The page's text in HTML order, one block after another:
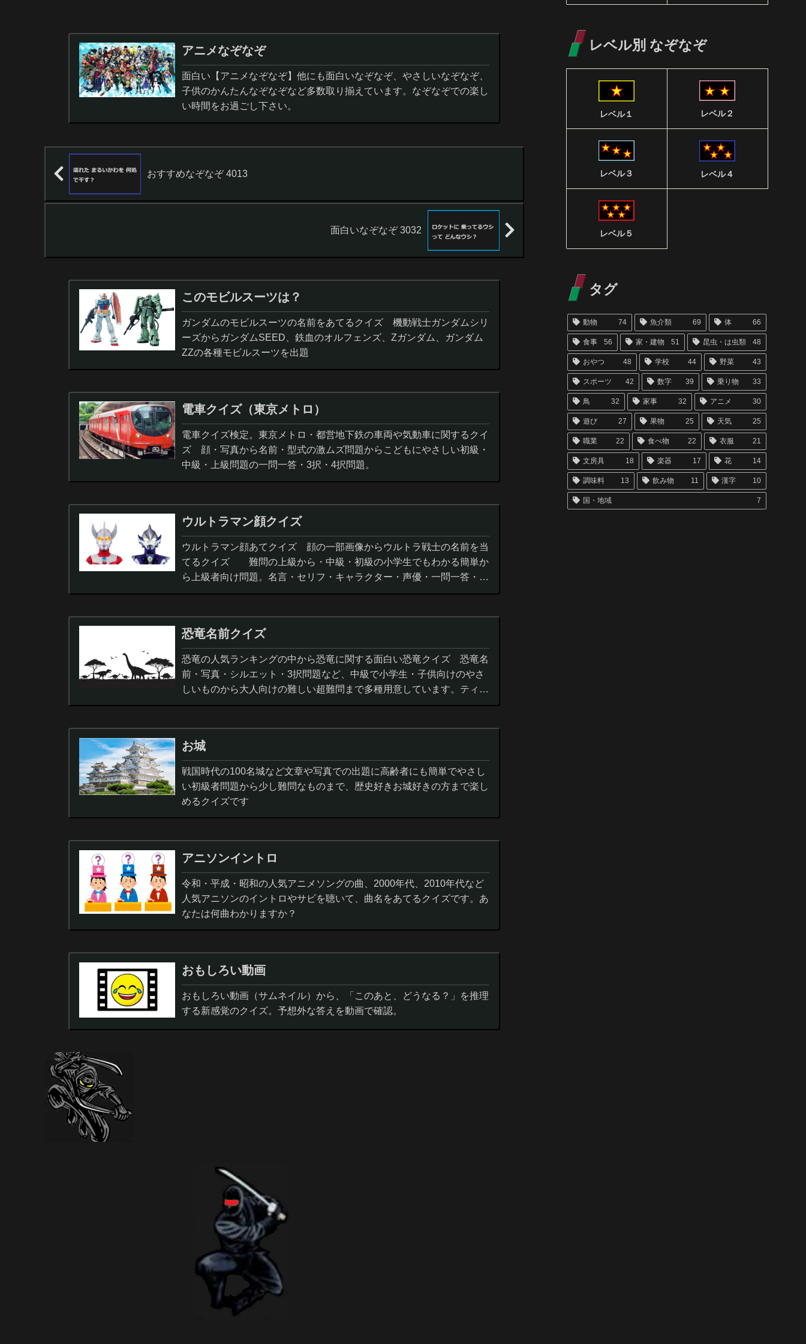
アニメなぞなぞ
面白い【アニメなぞなぞ】他にも面白いなぞなぞ、やさしいなぞなぞ、
子供のかんたんなぞなぞなど多数取り揃えています。なぞなぞでの楽し
い時間をお過ごし下さい。
おすすめなぞなぞ 4013
面白いなぞなぞ 3032
このモビルスーツは？
ガンダムのモビルスーツの名前をあてるクイズ 機動戦士ガンダムシリ
ーズからガンダムSEED、鉄血のオルフェンズ、Zガンダム、ガンダム
ZZの各種モビルスーツを出題
電車クイズ（東京メトロ）
電車クイズ検定。東京メトロ・都営地下鉄の車両や気動車に関するクイ
ズ 顔・写真から名前・型式の激ムズ問題からこどもにやさしい初級・
中級・上級問題の一問一答・3択・4択問題。
ウルトラマン顔クイズ
ウルトラマン顔あてクイズ 顔の一部画像からウルトラ戦士の名前を当
てるクイズ 難問の上級から・中級・初級の小学生でもわかる簡単か
ら上級者向け問題。名言・セリフ・キャラクター・声優・一問一答・3
択問題まで。
恐竜名前クイズ
恐竜の人気ランキングの中から恐竜に関する面白い恐竜クイズ 恐竜名
前・写真・シルエット・3択問題など、中級で小学生・子供向けのやさ
しいものから大人向けの難しい超難問まで多種用意しています。ティラ
ノサウルス,スピノサウルス,アロサウルス,モササ...
お城
戦国時代の100名城など文章や写真での出題に高齢者にも簡単でやさし
い初級者問題から少し難問なものまで、歴史好きお城好きの方まで楽し
めるクイズです
アニソンイントロ
令和・平成・昭和の人気アニメソングの曲、2000年代、2010年代など
人気アニソンのイントロやサビを聴いて、曲名をあてるクイズです。あ
なたは何曲わかりますか？
おもしろい動画
おもしろい動画（サムネイル）から、「このあと、どうなる？」を推理
する新感覚のクイズ。予想外な答えを動画で確認。
レベル別 なぞなぞ
レベル１ レベル２
レベル３ レベル４
レベル５
タグ
動物 74 魚介類 69 体 66
食事 56 家・建物 51 昆虫・は虫類 48
おやつ 48 学校 44 野菜 43
スポーツ 42 数字 39 乗り物 33
鳥 32 家事 32 アニメ 30
遊び 27 果物 25 天気 25
職業 22 食べ物 22 衣服 21
文房具 18 楽器 17 花 14
調味料 13 飲み物 11 漢字 10
国・地域 7